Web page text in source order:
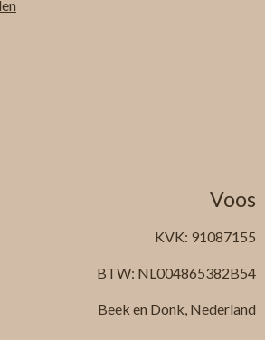
Voos
KVK: 91087155
BTW: NL004865382B54
Beek en Donk, Nederland